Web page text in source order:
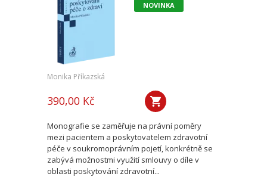
NOVINKA
Monika Příkazská
390,00 Kč
Monografie se zaměřuje na právní poměry
mezi pacientem a poskytovatelem zdravotní
péče v soukromoprávním pojetí, konkrétně se
zabývá možnostmi využití smlouvy o díle v
oblasti poskytování zdravotní...